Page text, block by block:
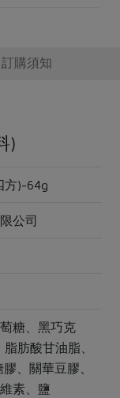
訂購須知
)
方)-64g
公司
糖、黑巧克
肪酸甘油脂、
、關華豆膠、
素、鹽